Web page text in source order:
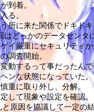
到着。
る。
所に来た関係でドキドキ
はどっかのデータセン
イ厳重にセキュリティか
調査開始。
動するって事だったん
ンな状態になっていた。
重に取り外し、分解。
して現象や設定を確認。
原因を協議して一定の